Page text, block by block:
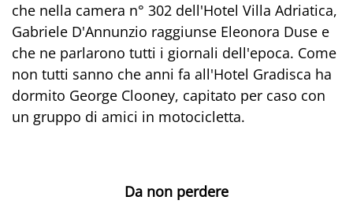
che nella camera n° 302 dell'Hotel Villa Adriatica,
Gabriele D'Annunzio raggiunse Eleonora Duse e
che ne parlarono tutti i giornali dell'epoca. Come
non tutti sanno che anni fa all'Hotel Gradisca ha
dormito George Clooney, capitato per caso con
un gruppo di amici in motocicletta.
Da non perdere